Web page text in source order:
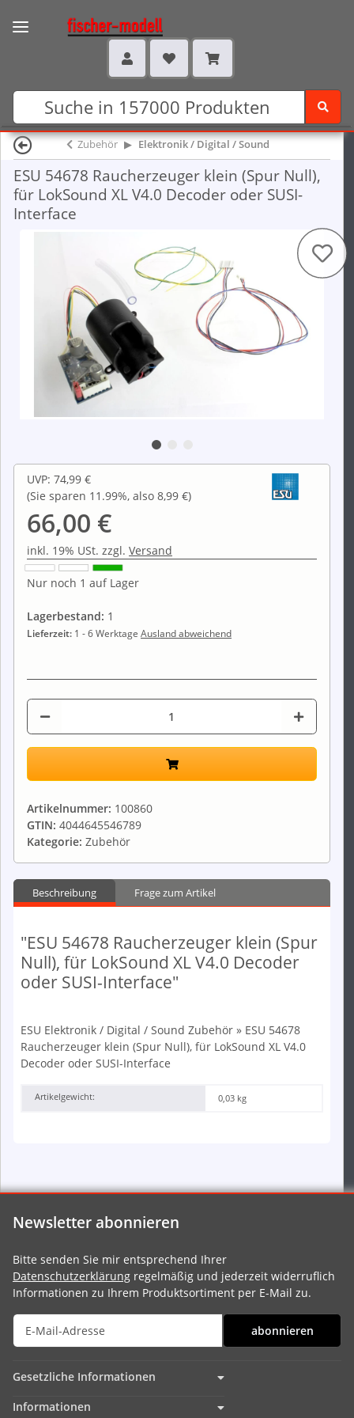
Zubehör Elektronik / Digital / Sound
ESU 54678 Raucherzeuger klein (Spur Null),
für LokSound XL V4.0 Decoder oder SUSI-
Interface
UVP: 74,99 €
(Sie sparen 11.99%, also 8,99 €)
66,00 €
inkl. 19% USt. zzgl. Versand
Nur noch 1 auf Lager
Lagerbestand: 1
Lieferzeit: 1 - 6 Werktage Ausland abweichend
Artikelnummer: 100860
GTIN: 4044645546789
Kategorie: Zubehör
Beschreibung Frage zum Artikel
"ESU 54678 Raucherzeuger klein (Spur
Null), für LokSound XL V4.0 Decoder
oder SUSI-Interface"
ESU Elektronik / Digital / Sound Zubehör » ESU 54678
Raucherzeuger klein (Spur Null), für LokSound XL V4.0
Decoder oder SUSI-Interface
Artikelgewicht: 0,03 kg
Newsletter abonnieren
Bitte senden Sie mir entsprechend Ihrer
Datenschutzerklärung regelmäßig und jederzeit widerruflich
Informationen zu Ihrem Produktsortiment per E-Mail zu.
abonnieren
Gesetzliche Informationen
Informationen